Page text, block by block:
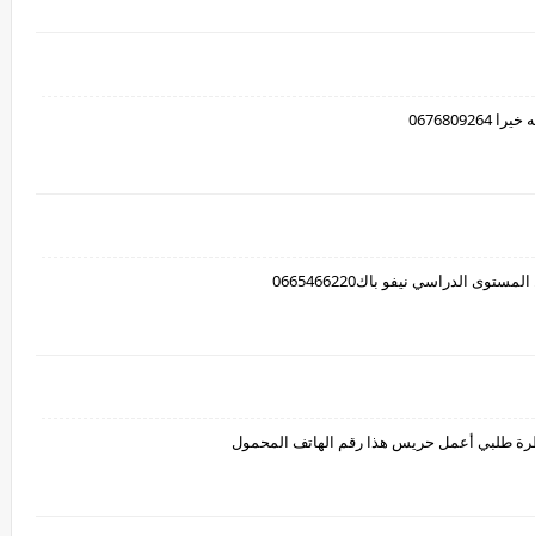
الدراسي نيفو باك0665466220
طلبي أعمل حريس هذا رقم الهاتف المحمول